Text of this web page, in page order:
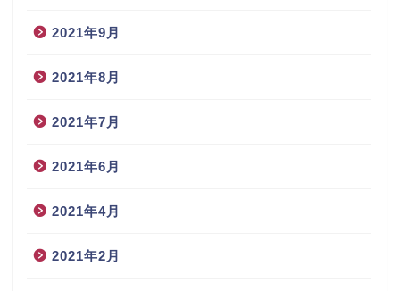
2021年9月
2021年8月
2021年7月
2021年6月
2021年4月
2021年2月